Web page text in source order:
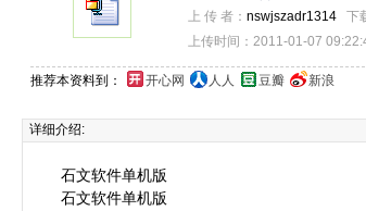
上 传 者： nswjszadr1314
下
上传时间：2011-01-07
推荐本资料到： 开心网 人人 豆瓣 新浪
详细介绍:
石文软件单机版
石文软件单机版